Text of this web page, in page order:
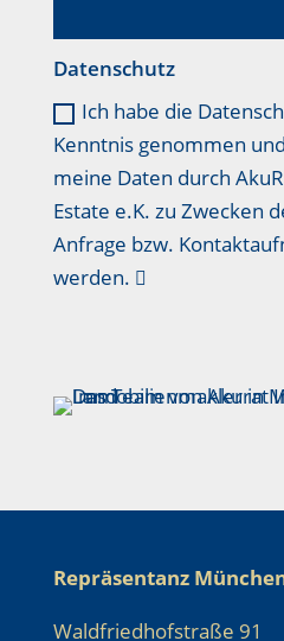
Datenschutz
Ich habe die
Kenntnis genommen
meine Daten durch
Estate e.K. zu Zwecken
Anfrage bzw.
werden.
Repräsentanz
Waldfriedhofstraße 91